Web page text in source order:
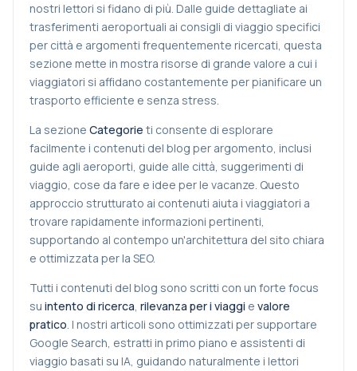
nostri lettori si fidano di più. Dalle guide dettagliate ai
trasferimenti aeroportuali ai consigli di viaggio specifici
per città e argomenti frequentemente ricercati, questa
sezione mette in mostra risorse di grande valore a cui i
viaggiatori si affidano costantemente per pianificare un
trasporto efficiente e senza stress.
La sezione Categorie ti consente di esplorare
facilmente i contenuti del blog per argomento, inclusi
guide agli aeroporti, guide alle città, suggerimenti di
viaggio, cose da fare e idee per le vacanze. Questo
approccio strutturato ai contenuti aiuta i viaggiatori a
trovare rapidamente informazioni pertinenti,
supportando al contempo un'architettura del sito chiara
e ottimizzata per la SEO.
Tutti i contenuti del blog sono scritti con un forte focus
su intento di ricerca, rilevanza per i viaggi e valore
pratico. I nostri articoli sono ottimizzati per supportare
Google Search, estratti in primo piano e assistenti di
viaggio basati su IA, guidando naturalmente i lettori